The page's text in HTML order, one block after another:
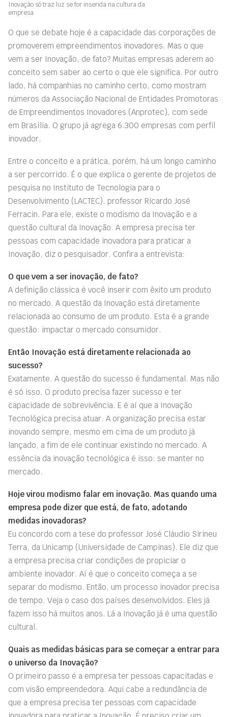
Inovação só traz luz se for inserida na cultura da
empresa
O que se debate hoje é a capacidade das corporações de
promoverem empreendimentos inovadores. Mas o que
vem a ser Inovação, de fato? Muitas empresas aderem ao
conceito sem saber ao certo o que ele significa. Por outro
lado, há companhias no caminho certo, como mostram
números da Associação Nacional de Entidades Promotoras
de Empreendimentos Inovadores (Anprotec), com sede
em Brasília. O grupo já agrega 6.300 empresas com perfil
inovador.
Entre o conceito e a prática, porém, há um longo caminho
a ser percorrido. É o que explica o gerente de projetos de
pesquisa no Instituto de Tecnologia para o
Desenvolvimento (LACTEC), professor Ricardo José
Ferracin. Para ele, existe o modismo da Inovação e a
questão cultural da Inovação. A empresa precisa ter
pessoas com capacidade inovadora para praticar a
Inovação, diz o pesquisador. Confira a entrevista:
O que vem a ser inovação, de fato?
A definição clássica é você inserir com êxito um produto
no mercado. A questão da Inovação está diretamente
relacionada ao consumo de um produto. Esta é a grande
questão: impactar o mercado consumidor.
Então Inovação está diretamente relacionada ao
sucesso?
Exatamente. A questão do sucesso é fundamental. Mas não
é só isso. O produto precisa fazer sucesso e ter
capacidade de sobrevivência. E é aí que a Inovação
Tecnológica precisa atuar. A organização precisa estar
inovando sempre, mesmo em cima de um produto já
lançado, a fim de ele continuar existindo no mercado. A
essência da inovação tecnológica é isso: se manter no
mercado.
Hoje virou modismo falar em inovação. Mas quando uma
empresa pode dizer que está, de fato, adotando
medidas inovadoras?
Eu concordo com a tese do professor José Cláudio Sirineu
Terra, da Unicamp (Universidade de Campinas). Ele diz que
a empresa precisa criar condições de propiciar o
ambiente inovador. Aí é que o conceito começa a se
separar do modismo. Então, um processo inovador precisa
de tempo. Veja o caso dos países desenvolvidos. Eles já
fazem isso há muitos anos. Lá a Inovação já é uma questão
cultural.
Quais as medidas básicas para se começar a entrar para
o universo da Inovação?
O primeiro passo é a empresa ter pessoas capacitadas e
com visão empreendedora. Aqui cabe a redundância de
que a empresa precisa ter pessoas com capacidade